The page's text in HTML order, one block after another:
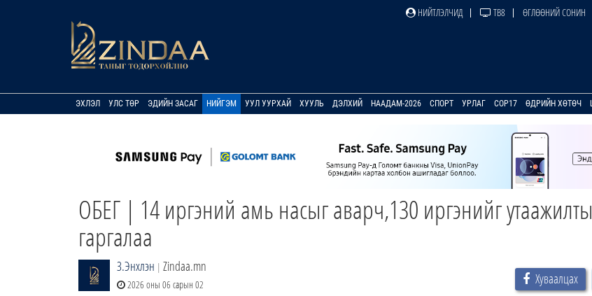
НИЙТЛЭЛЧИД ТВ8 ӨГЛӨӨНИЙ СОНИН
ЭХЛЭЛ УЛС ТӨР ЭДИЙН ЗАСАГ НИЙГЭМ УУЛ УУРХАЙ ХУУЛЬ ДЭЛХИЙ НААДАМ-2026 СПОРТ УРЛАГ COP17 ӨДРИЙН ХӨТӨЧ
ОБЕГ | 14 иргэний амь насыг аварч,130 иргэнийг
гаргалаа
З.Энхлэн | Zindaa.mn
2026 оны 06 сарын 02 Хуваалцах